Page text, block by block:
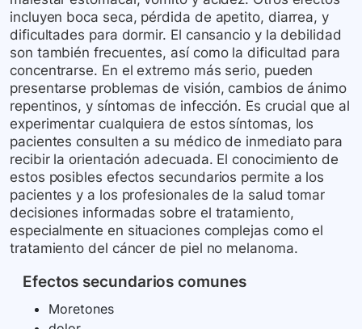
incluyen boca seca, pérdida de apetito, diarrea, y
dificultades para dormir. El cansancio y la debilidad
son también frecuentes, así como la dificultad para
concentrarse. En el extremo más serio, pueden
presentarse problemas de visión, cambios de ánimo
repentinos, y síntomas de infección. Es crucial que al
experimentar cualquiera de estos síntomas, los
pacientes consulten a su médico de inmediato para
recibir la orientación adecuada. El conocimiento de
estos posibles efectos secundarios permite a los
pacientes y a los profesionales de la salud tomar
decisiones informadas sobre el tratamiento,
especialmente en situaciones complejas como el
tratamiento del cáncer de piel no melanoma.
Efectos secundarios comunes
Moretones